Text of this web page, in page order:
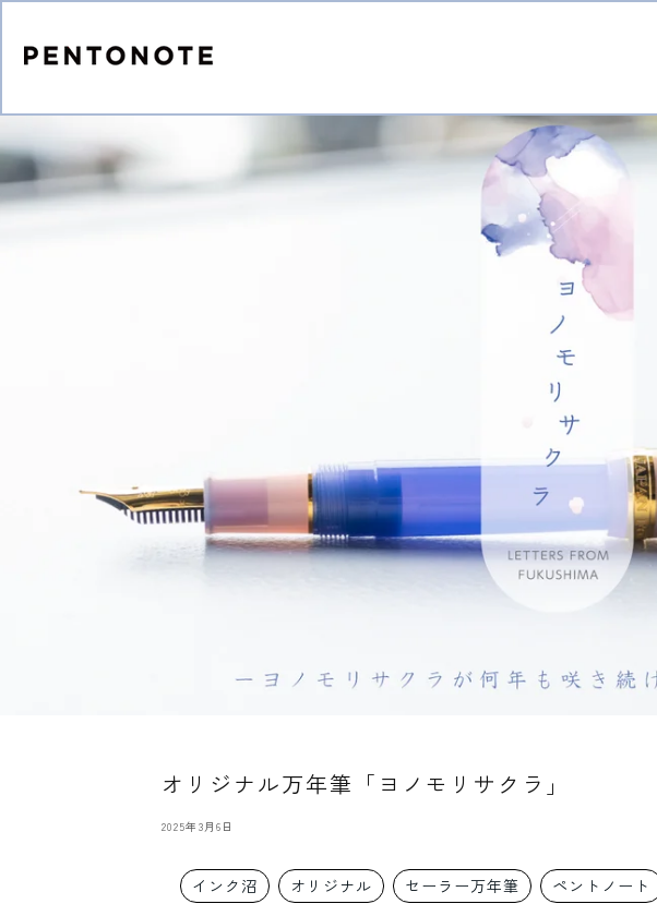
オリジナル万年筆「ヨノモリサクラ」
2025年3月6日
インク沼 オリジナル セーラー万年筆 ペントノート